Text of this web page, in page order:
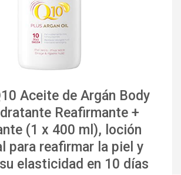
Aceite de Argán Body
Reafirmante +
(1 x 400 ml), loción
para reafirmar la piel y
elasticidad en 10 días